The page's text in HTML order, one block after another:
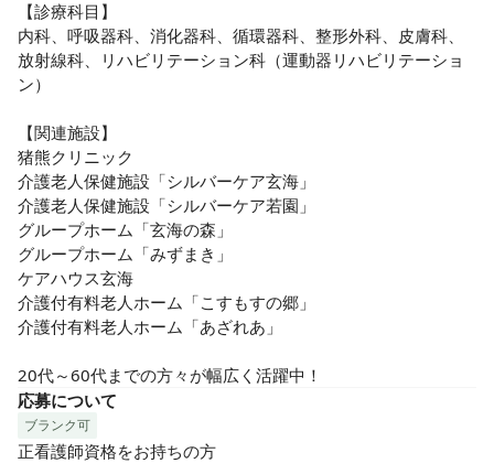
【診療科目】
内科、呼吸器科、消化器科、循環器科、整形外科、皮膚科、
放射線科、リハビリテーション科（運動器リハビリテーショ
ン）
【関連施設】
猪熊クリニック
介護老人保健施設「シルバーケア玄海」
介護老人保健施設「シルバーケア若園」
グループホーム「玄海の森」
グループホーム「みずまき」
ケアハウス玄海
介護付有料老人ホーム「こすもすの郷」
介護付有料老人ホーム「あざれあ」
20代～60代までの方々が幅広く活躍中！
応募について
ブランク可
正看護師資格をお持ちの方